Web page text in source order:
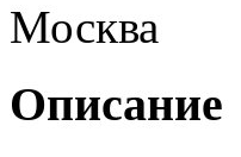
Москва
Описание